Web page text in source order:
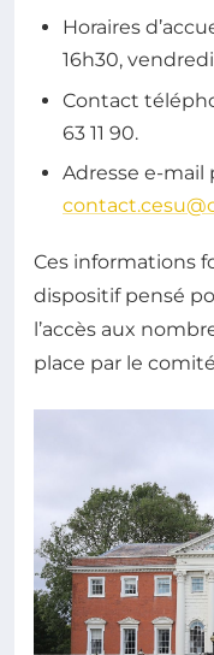
Horaires
16h30,
Contact
63 11 90.
Adresse e-mail
Ces informations
dispositif pensé
l’accès aux
place par le